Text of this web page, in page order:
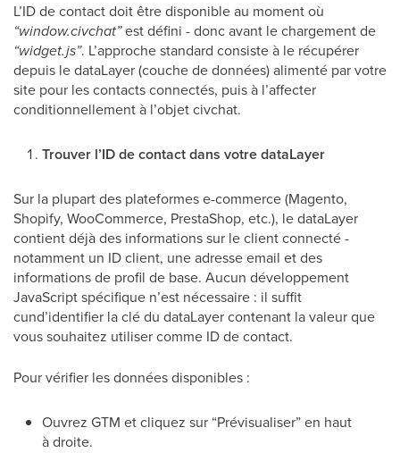
L’ID de contact doit être disponible au moment où
“window.civchat”est défini - donc avant le chargement de
“widget.js”. L’approche standard consiste à le récupérer
depuis le dataLayer (couche de données) alimenté par votre
site pour les contacts connectés, puis à l’affecter
conditionnellement à l’objet civchat.
Trouver l’ID de contact dans votre dataLayer
Sur la plupart des plateformes e-commerce (Magento,
Shopify, WooCommerce, PrestaShop, etc.), le dataLayer
contient déjà des informations sur le client connecté -
notamment un ID client, une adresse email et des
informations de profil de base. Aucun développement
JavaScript spécifique n’est nécessaire : il suffit
cund’identifier la clé du dataLayer contenant la valeur que
vous souhaitez utiliser comme ID de contact.
Pour vérifier les données disponibles :
Ouvrez GTM et cliquez sur “Prévisualiser” en haut
à droite.